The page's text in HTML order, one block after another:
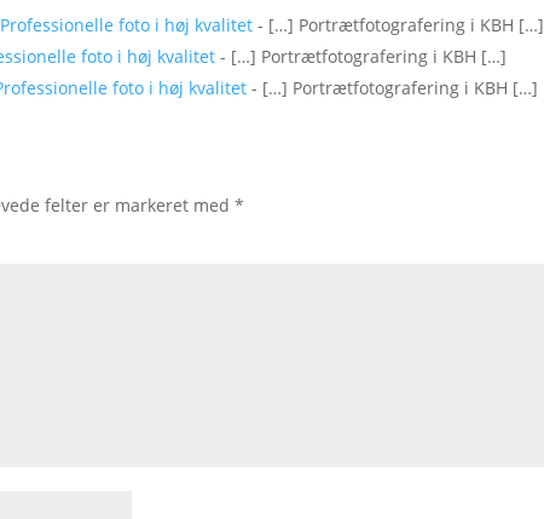
foto i høj kvalitet - […] Portrætfotografering i KBH […]
foto i høj kvalitet - […] Portrætfotografering i KBH […]
foto i høj kvalitet - […] Portrætfotografering i KBH […]
felter er markeret med*